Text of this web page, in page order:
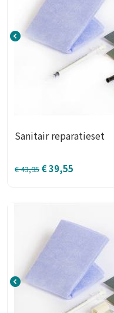
Sanitair reparatieset
€43,95 €39,55